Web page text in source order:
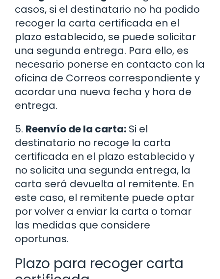
casos, si el destinatario no ha podido
recoger la carta certificada en el
plazo establecido, se puede solicitar
una segunda entrega. Para ello, es
necesario ponerse en contacto con la
oficina de Correos correspondiente y
acordar una nueva fecha y hora de
entrega.
5. Reenvío de la carta: Si el
destinatario no recoge la carta
certificada en el plazo establecido y
no solicita una segunda entrega, la
carta será devuelta al remitente. En
este caso, el remitente puede optar
por volver a enviar la carta o tomar
las medidas que considere
oportunas.
Plazo para recoger carta